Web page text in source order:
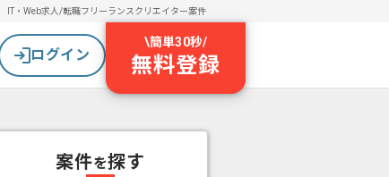
IT・Web求人/転職フリーランスクリエイター案件
ログイン
\簡単30秒/
無料登録
案件を探す